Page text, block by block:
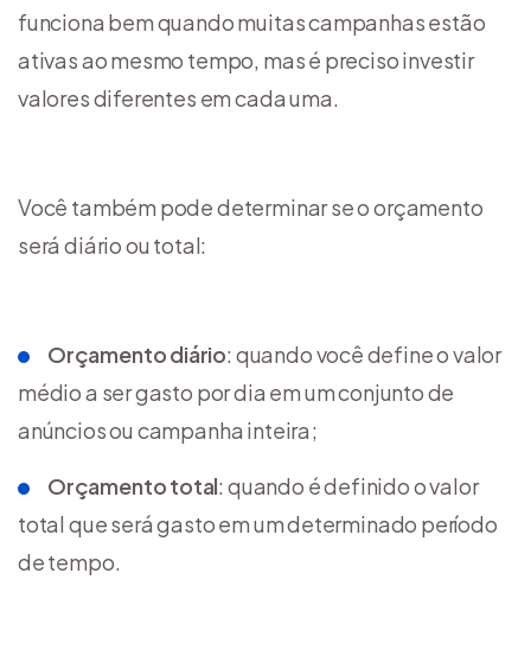
funciona bem quando muitas campanhas estão
ativas ao mesmo tempo, mas é preciso investir
valores diferentes em cada uma.
Você também pode determinar se o orçamento
será diário ou total:
Orçamento diário: quando você define o valor
médio a ser gasto por dia em um conjunto de
anúncios ou campanha inteira;
Orçamento total: quando é definido o valor
total que será gasto em um determinado período
de tempo.